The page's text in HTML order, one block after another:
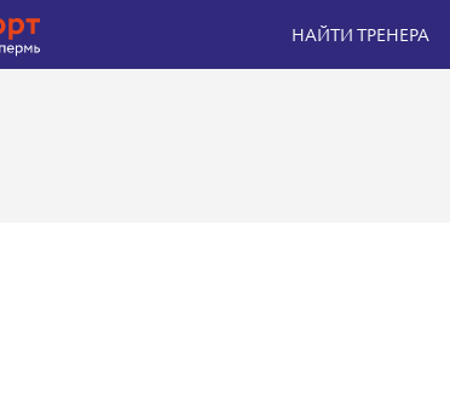
НАЙТИ ТРЕНЕРА